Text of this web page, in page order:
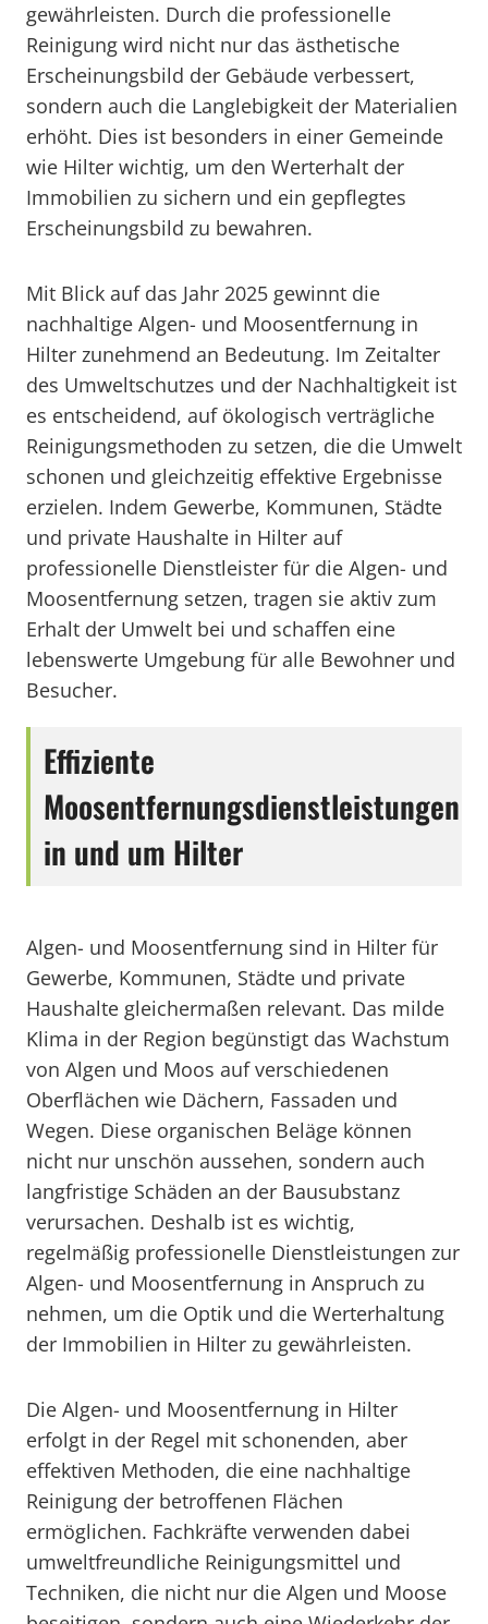
gewährleisten. Durch die professionelle
Reinigung wird nicht nur das ästhetische
Erscheinungsbild der Gebäude verbessert,
sondern auch die Langlebigkeit der Materialien
erhöht. Dies ist besonders in einer Gemeinde
wie Hilter wichtig, um den Werterhalt der
Immobilien zu sichern und ein gepflegtes
Erscheinungsbild zu bewahren.
Mit Blick auf das Jahr 2025 gewinnt die
nachhaltige Algen- und Moosentfernung in
Hilter zunehmend an Bedeutung. Im Zeitalter
des Umweltschutzes und der Nachhaltigkeit ist
es entscheidend, auf ökologisch verträgliche
Reinigungsmethoden zu setzen, die die Umwelt
schonen und gleichzeitig effektive Ergebnisse
erzielen. Indem Gewerbe, Kommunen, Städte
und private Haushalte in Hilter auf
professionelle Dienstleister für die Algen- und
Moosentfernung setzen, tragen sie aktiv zum
Erhalt der Umwelt bei und schaffen eine
lebenswerte Umgebung für alle Bewohner und
Besucher.
Effiziente
Moosentfernungsdienstleistungen
in und um Hilter
Algen- und Moosentfernung sind in Hilter für
Gewerbe, Kommunen, Städte und private
Haushalte gleichermaßen relevant. Das milde
Klima in der Region begünstigt das Wachstum
von Algen und Moos auf verschiedenen
Oberflächen wie Dächern, Fassaden und
Wegen. Diese organischen Beläge können
nicht nur unschön aussehen, sondern auch
langfristige Schäden an der Bausubstanz
verursachen. Deshalb ist es wichtig,
regelmäßig professionelle Dienstleistungen zur
Algen- und Moosentfernung in Anspruch zu
nehmen, um die Optik und die Werterhaltung
der Immobilien in Hilter zu gewährleisten.
Die Algen- und Moosentfernung in Hilter
erfolgt in der Regel mit schonenden, aber
effektiven Methoden, die eine nachhaltige
Reinigung der betroffenen Flächen
ermöglichen. Fachkräfte verwenden dabei
umweltfreundliche Reinigungsmittel und
Techniken, die nicht nur die Algen und Moose